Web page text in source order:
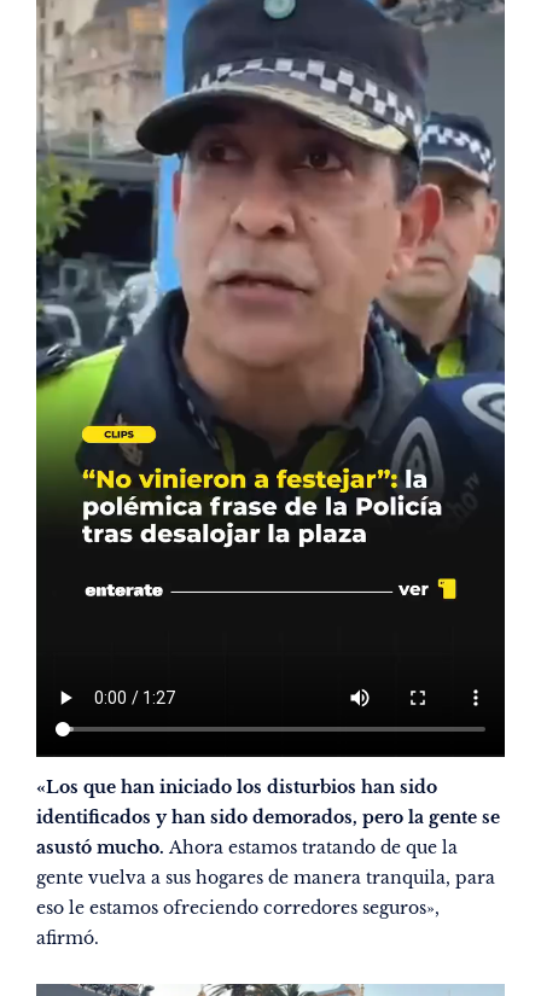
«Los que han iniciado los disturbios han sido
identificados y han sido demorados, pero la gente se
asustó mucho. Ahora estamos tratando de que la
gente vuelva a sus hogares de manera tranquila, para
eso le estamos ofreciendo corredores seguros»,
afirmó.